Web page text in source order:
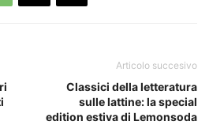
Articolo succesivo
Classici della letteratura
sulle lattine: la special
edition estiva di Lemonsoda